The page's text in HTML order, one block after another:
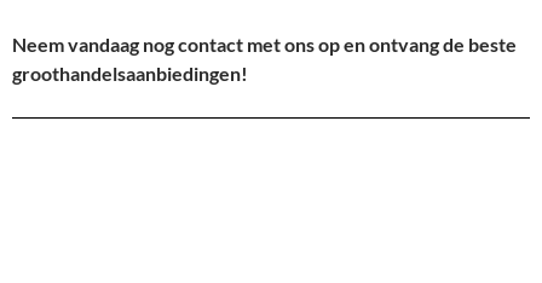
Neem vandaag nog contact met ons op en ontvang de beste
groothandelsaanbiedingen!